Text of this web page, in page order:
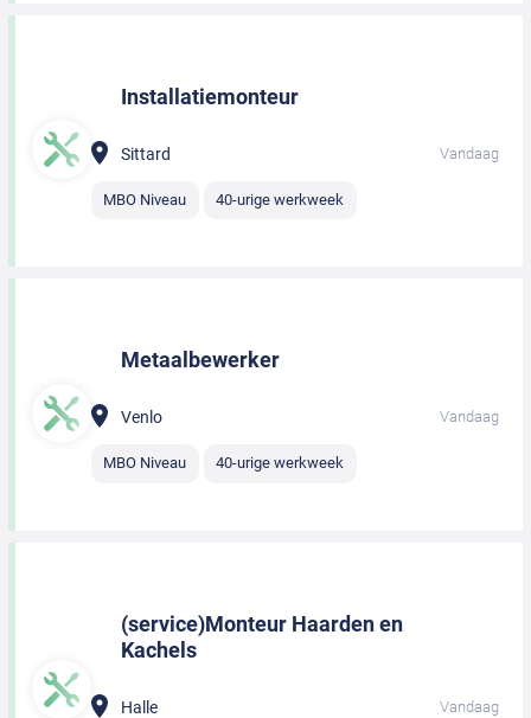
Installatiemonteur
Sittard Vandaag
MBO Niveau 40-urige werkweek
Metaalbewerker
Venlo Vandaag
MBO Niveau 40-urige werkweek
(service)Monteur Haarden en
Kachels
Halle Vandaag